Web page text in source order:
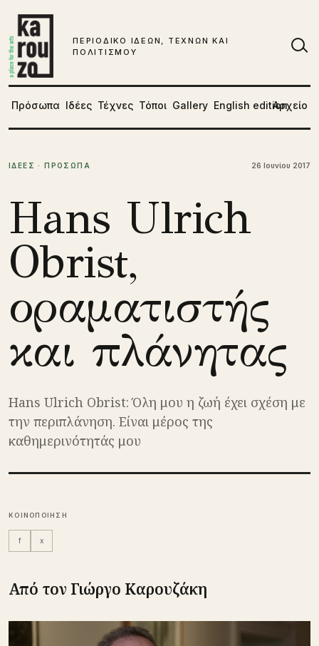
ΠΕΡΙΟΔΙΚΟ ΙΔΕΩΝ, ΤΕΧΝΩΝ ΚΑΙ
ΠΟΛΙΤΙΣΜΟΥ
Πρόσωπα Ιδέες Τέχνες Τόποι Gallery English editionΑρχείο
ΙΔΕΕΣ · ΠΡΟΣΩΠΑ 26 Ιουνίου 2017
Hans Ulrich
Obrist,
οραματιστής
και πλάνητας
Hans Ulrich Obrist: Όλη μου η ζωή έχει σχέση με
την περιπλάνηση. Είναι μέρος της
καθημερινότητάς μου
ΚΟΙΝΟΠΟΙΗΣΗ
f x
Από τον Γιώργο Καρουζάκη